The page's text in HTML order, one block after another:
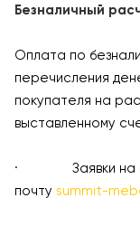
Безналичный
Оплата по
перечисления
покупателя на
выставленному
· Заявки на
почту summit-